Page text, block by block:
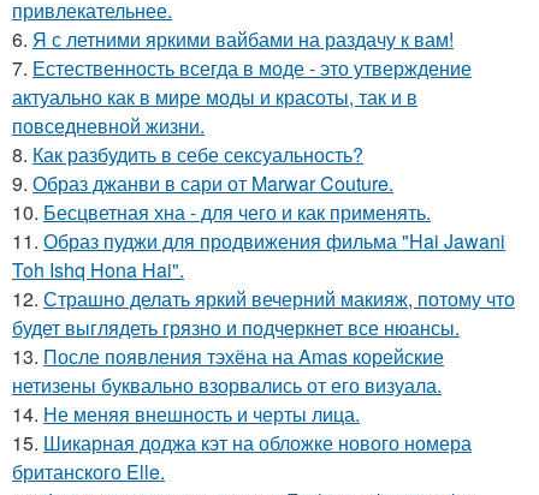
привлекательнее.
6. Я с летними яркими вайбами на раздачу к вам!
7. Естественность всегда в моде - это утверждение
актуально как в мире моды и красоты, так и в
повседневной жизни.
8. Как разбудить в себе сексуальность?
9. Образ джанви в сари от Marwar Couture.
10. Бесцветная хна - для чего и как применять.
11. Образ пуджи для продвижения фильма "Hai Jawani
Toh Ishq Hona Hai".
12. Страшно делать яркий вечерний макияж, потому что
будет выглядеть грязно и подчеркнет все нюансы.
13. После появления тэхёна на Amas корейские
нетизены буквально взорвались от его визуала.
14. Не меняя внешность и черты лица.
15. Шикарная доджа кэт на обложке нового номера
британского Elle.